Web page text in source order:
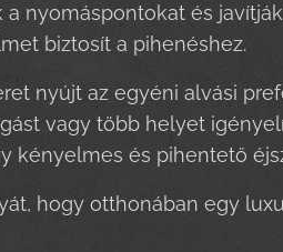
nyomáspontokat és
biztosít a pihenéshez.
nyújt az egyéni alvási
vagy több helyet
és pihentető
hogy otthonában egy